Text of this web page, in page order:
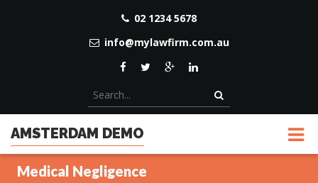
02 1234 5678
info@mylawfirm.com.au
AMSTERDAM DEMO
Medical Negligence